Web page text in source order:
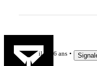
il y a 6 ans